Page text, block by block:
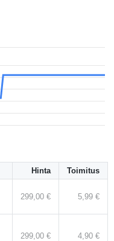
Hinta Toimitus
299,00 € 5,99 €
299,00 € 4,90 €